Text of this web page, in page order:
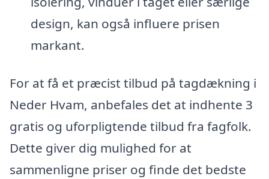
design, kan også influere prisen
markant.
For at få et præcist tilbud på tagdækning i
Neder Hvam, anbefales det at indhente 3
gratis og uforpligtende tilbud fra fagfolk.
Dette giver dig mulighed for at
sammenligne priser og finde det bedste